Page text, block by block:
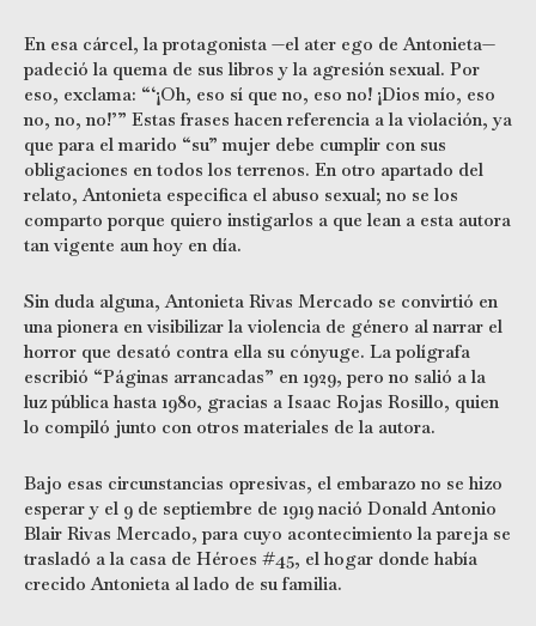
En esa cárcel, la protagonista —el ater ego de Antonieta—
padeció la quema de sus libros y la agresión sexual. Por
eso, exclama: “‘¡Oh, eso sí que no, eso no! ¡Dios mío, eso
no, no, no!’” Estas frases hacen referencia a la violación, ya
que para el marido “su” mujer debe cumplir con sus
obligaciones en todos los terrenos. En otro apartado del
relato, Antonieta especifica el abuso sexual; no se los
comparto porque quiero instigarlos a que lean a esta autora
tan vigente aun hoy en día.
Sin duda alguna, Antonieta Rivas Mercado se convirtió en
una pionera en visibilizar la violencia de género al narrar el
horror que desató contra ella su cónyuge. La polígrafa
escribió “Páginas arrancadas” en 1929, pero no salió a la
luz pública hasta 1980, gracias a Isaac Rojas Rosillo, quien
lo compiló junto con otros materiales de la autora.
Bajo esas circunstancias opresivas, el embarazo no se hizo
esperar y el 9 de septiembre de 1919 nació Donald Antonio
Blair Rivas Mercado, para cuyo acontecimiento la pareja se
trasladó a la casa de Héroes #45, el hogar donde había
crecido Antonieta al lado de su familia.